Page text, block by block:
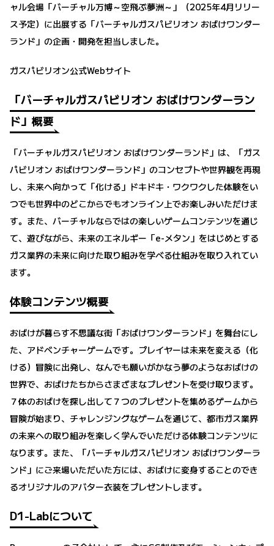
ャル会場「バーチャル万博～空飛ぶ夢洲～」（2025年4月リリー
ス予定）に出展する「バーチャルガスパビリオン おばけワンダー
ランド」の企画・開発を担当しました。
ガスパビリオン公式Webサイト
「バーチャルガスパビリオン おばけワンダーラン
ド」概要
「バーチャルガスパビリオン おばけワンダーランド」は、「ガス
パビリオン おばけワンダーランド」のコンセプトや世界観を再現
し、未来へ向かって「化ける」ドキドキ・ワクワクした体験をい
つでも世界中のどこからでもオンライン上でお楽しみいただけま
す。また、バーチャルならではの楽しいゲームコンテンツを通じ
て、遊びながら、未来のエネルギー「e-メタン」をはじめとする
ガス業界の未来に向けた取り組みを学べる仕組みを取り入れてい
ます。
体験コンテンツ概要
おばけが暮らす不思議な街「おばけワンダーランド」を舞台にし
た、アドベンチャーゲームです。プレイヤーは未来を変える（化
ける）冒険に出発し、なんでも願いがかなう夢のようなおばけの
世界で、おばけたちからさまざまなプレゼントを受け取ります。
７体のおばけを探し出して７つのプレゼントを集めるゲームから
冒険が始まり、チャレンジングなゲームを通じて、都市ガス業界
の未来への取り組みを楽しく学んでいただける体験コンテンツに
なります。また、「バーチャルガスパビリオン おばけワンダーラ
ンド」にご来場いただいた方には、おばけに変身することのでき
るオリジナルのアバター衣装をプレゼントします。
D1-Labについて